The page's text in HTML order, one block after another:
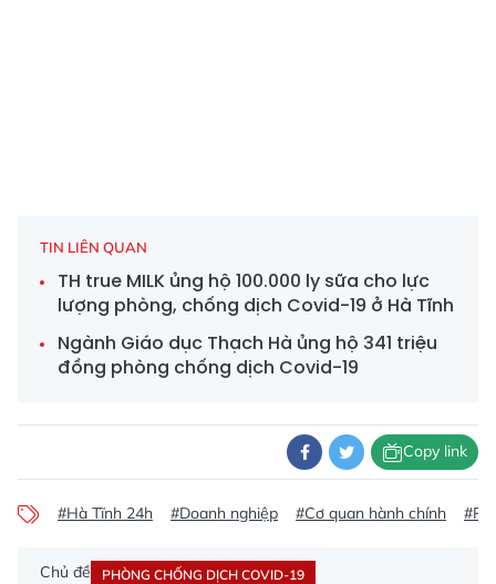
TIN LIÊN QUAN
TH true MILK ủng hộ 100.000 ly sữa cho lực
lượng phòng, chống dịch Covid-19 ở Hà Tĩnh
Ngành Giáo dục Thạch Hà ủng hộ 341 triệu
đồng phòng chống dịch Covid-19
Copy link
#Hà Tĩnh 24h #Doanh nghiệp #Cơ quan hành chính
Chủ đề PHÒNG CHỐNG DỊCH COVID-19